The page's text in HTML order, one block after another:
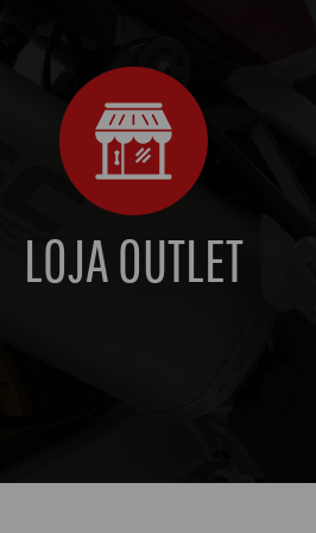
LOJA OUTLET